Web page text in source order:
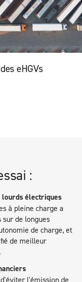
eHGVs
:
lourds électriques
à pleine charge a
de longues
de charge, et
de meilleur
l'émission de